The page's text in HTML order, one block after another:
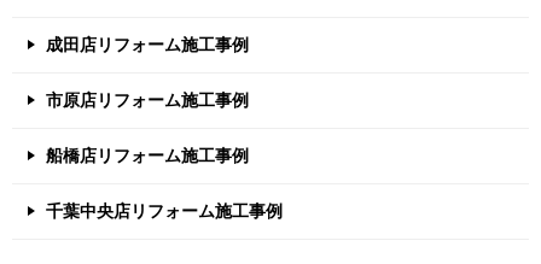
成田店リフォーム施工事例
市原店リフォーム施工事例
船橋店リフォーム施工事例
千葉中央店リフォーム施工事例